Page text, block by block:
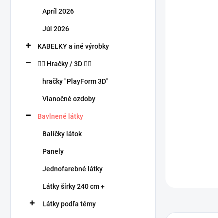
Apríl 2026
Júl 2026
KABELKY a iné výrobky
🧍‍♀️ Hračky / 3D 🧍‍♂️
hračky "PlayForm 3D"
Vianočné ozdoby
Bavlnené látky
Balíčky látok
Panely
Jednofarebné látky
Látky šírky 240 cm +
Látky podľa témy